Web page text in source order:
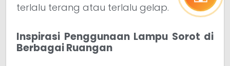
terlalu terang atau terlalu gelap.
Inspirasi Penggunaan Lampu Sorot di
Berbagai Ruangan